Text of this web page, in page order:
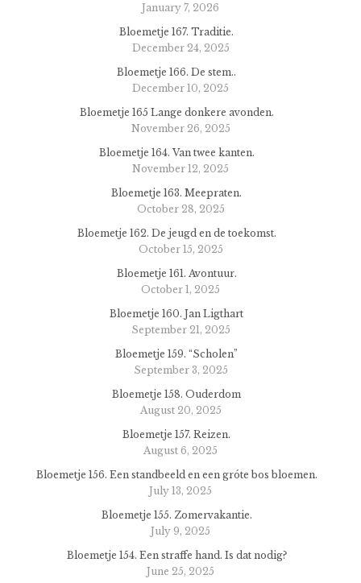
January 7, 2026
Bloemetje 167. Traditie.
December 24, 2025
Bloemetje 166. De stem..
December 10, 2025
Bloemetje 165 Lange donkere avonden.
November 26, 2025
Bloemetje 164. Van twee kanten.
November 12, 2025
Bloemetje 163. Meepraten.
October 28, 2025
Bloemetje 162. De jeugd en de toekomst.
October 15, 2025
Bloemetje 161. Avontuur.
October 1, 2025
Bloemetje 160. Jan Ligthart
September 21, 2025
Bloemetje 159. “Scholen”
September 3, 2025
Bloemetje 158. Ouderdom
August 20, 2025
Bloemetje 157. Reizen.
August 6, 2025
Bloemetje 156. Een standbeeld en een gróte bos bloemen.
July 13, 2025
Bloemetje 155. Zomervakantie.
July 9, 2025
Bloemetje 154. Een straffe hand. Is dat nodig?
June 25, 2025